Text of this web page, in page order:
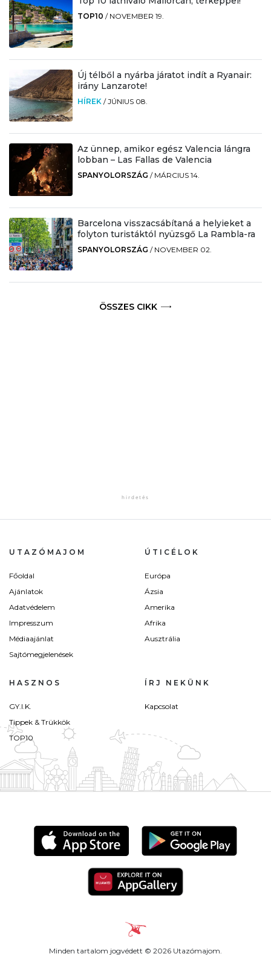
TOP10 / NOVEMBER 19.
Új télből a nyárba járatot indít a Ryanair:
irány Lanzarote!
HÍREK /JÚNIUS 08.
Az ünnep, amikor egész Valencia lángra
lobban – Las Fallas de Valencia
SPANYOLORSZÁG / MÁRCIUS 14.
Barcelona visszacsábítaná a helyieket a
folyton turistáktól nyüzsgő La Rambla-ra
SPANYOLORSZÁG / NOVEMBER 02.
ÖSSZES CIKK
UTAZÓMAJOM
Főoldal
Ajánlatok
Adatvédelem
Impresszum
Médiaajánlat
Sajtómegjelenések
ÚTICÉLOK
Európa
Ázsia
Amerika
Afrika
Ausztrália
HASZNOS
GY.I.K.
Tippek & Trükkök
TOP10
ÍRJ NEKÜNK
Kapcsolat
Minden tartalom jogvédett © 2026 Utazómajom.